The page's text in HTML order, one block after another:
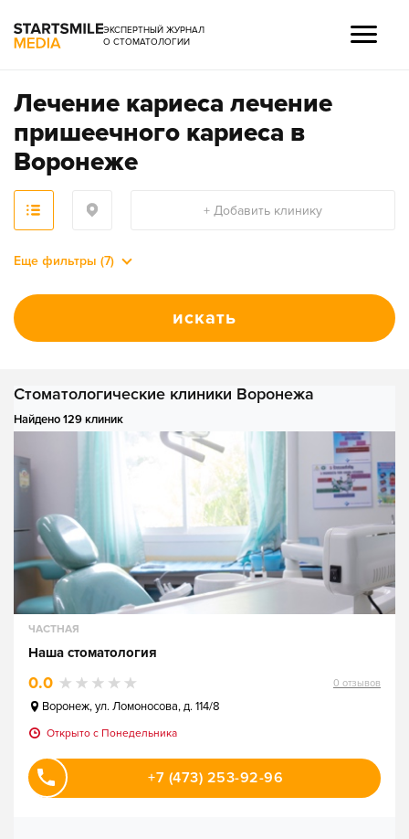
ЭКСПЕРТНЫЙ ЖУРНАЛ
О СТОМАТОЛОГИИ
Лечение кариеса лечение
пришеечного кариеса в
Воронеже
Еще фильтры (7)
+ Добавить клинику
искать
Стоматологические клиники Воронежа
Найдено 129 клиник
ЧАСТНАЯ
Наша стоматология
0.0 0 отзывов
Воронеж,ул. Ломоносова, д. 114/8
Открыто c Понедельника
+7 (473) 253-92-96